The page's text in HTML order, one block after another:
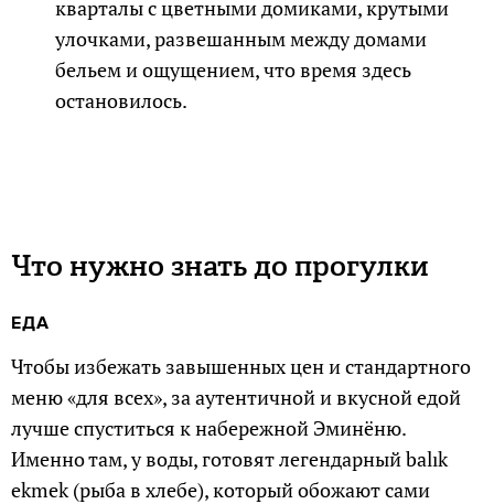
кварталы с цветными домиками, крутыми
улочками, развешанным между домами
бельем и ощущением, что время здесь
остановилось.
Что нужно знать до прогулки
ЕДА
Чтобы избежать завышенных цен и стандартного
меню «для всех», за аутентичной и вкусной едой
лучше спуститься к набережной Эминёню.
Именно там, у воды, готовят легендарный balık
ekmek (рыба в хлебе), который обожают сами